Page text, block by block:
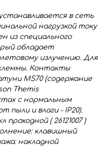
в сеть
нагрузкой току
из специального
обладает
излучению. Для
Контакты
MS70 (содержание
Themis
с нормальным
пыли и влаги - IP20).
( 26121007 )
клавишный
накладной